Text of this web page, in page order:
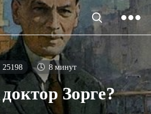
25198 🕓 8 минут
Зорге?